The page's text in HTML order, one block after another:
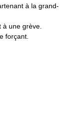
à la grand-
une grève.
forçant.